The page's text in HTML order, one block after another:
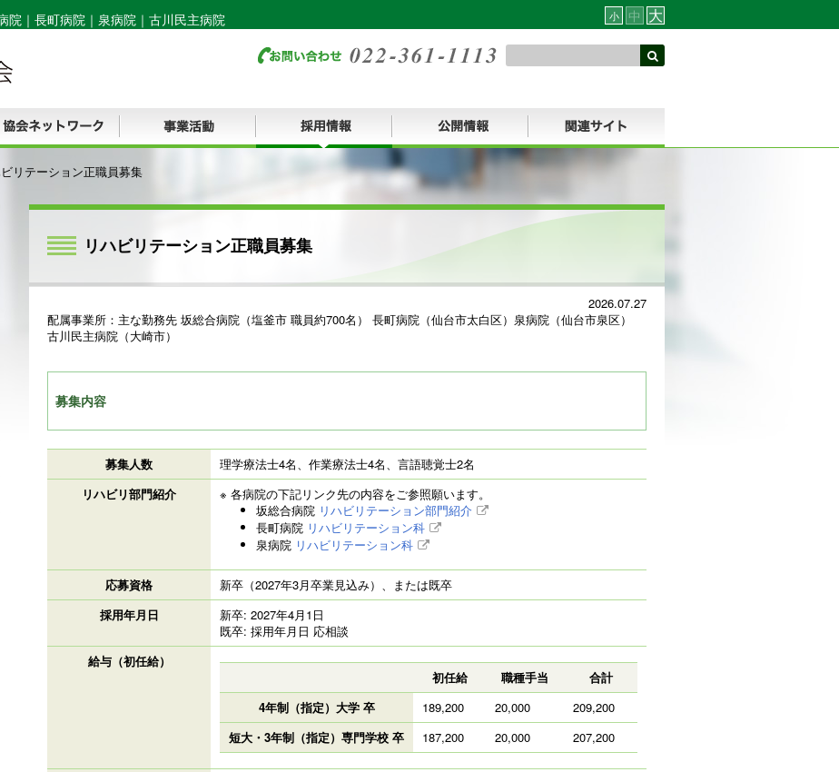
院 ｜ 長町病院 ｜ 泉病院 ｜ 古川民主病院 小 中 大
ビリテーション正職員募集
リハビリテーション正職員募集
2026.07.27
配属事業所：主な勤務先 坂総合病院（塩釜市 職員約700名） 長町病院（仙台市太白区）泉病院（仙台市泉区）
古川民主病院（大崎市）
募集内容
募集人数
理学療法士4名、作業療法士4名、言語聴覚士2名
リハビリ部門紹介
※ 各病院の下記リンク先の内容をご参照願います。
坂総合病院 リハビリテーション部門紹介
長町病院 リハビリテーション科
泉病院 リハビリテーション科
応募資格
新卒（2027年3月卒業見込み）、または既卒
採用年月日
新卒: 2027年4月1日
既卒: 採用年月日 応相談
給与（初任給）
初任給
職種手当
合計
4年制（指定）大学 卒
189,200 20,000
209,200
短大・3年制（指定）専門学校 卒
187,200 20,000 207,200